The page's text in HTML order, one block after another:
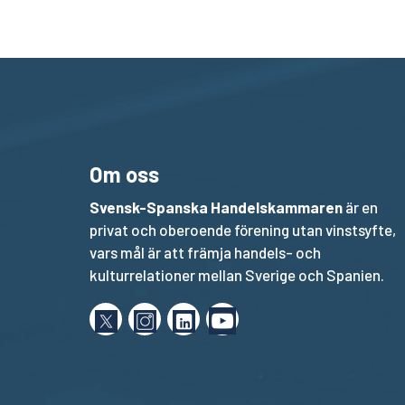
Om oss
Svensk-Spanska Handelskammaren är en
privat och oberoende förening utan vinstsyfte,
vars mål är att främja handels- och
kulturrelationer mellan Sverige och Spanien.